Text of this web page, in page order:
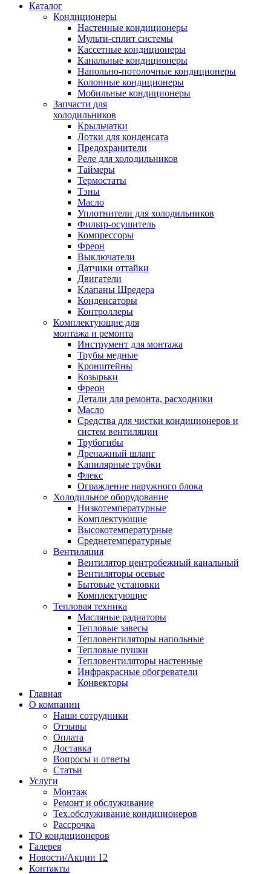
Каталог
Кондиционеры
Настенные кондиционеры
Мульти-сплит системы
Кассетные кондиционеры
Канальные кондиционеры
Напольно-потолочные кондиционеры
Колонные кондиционеры
Мобильные кондиционеры
Запчасти для
холодильников
Крыльчатки
Лотки для конденсата
Предохранители
Реле для холодильников
Таймеры
Термостаты
Тэны
Масло
Уплотнители для холодильников
Фильтр-осушитель
Компрессоры
Фреон
Выключатели
Датчики оттайки
Двигатели
Клапаны Шредера
Конденсаторы
Контроллеры
Комплектующие для
монтажа и ремонта
Инструмент для монтажа
Трубы медные
Кронштейны
Козырьки
Фреон
Детали для ремонта, расходники
Масло
Средства для чистки кондиционеров и
систем вентиляции
Трубогибы
Дренажный шланг
Капилярные трубки
Флекс
Ограждение наружного блока
Холодильное оборудование
Низкотемпературные
Комплектующие
Высокотемпературные
Среднетемпературные
Вентиляция
Вентилятор центробежный канальный
Вентиляторы осевые
Бытовые установки
Комплектующие
Тепловая техника
Масляные радиаторы
Тепловые завесы
Тепловентиляторы напольные
Тепловые пушки
Тепловентиляторы настенные
Инфракрасные обогреватели
Конвекторы
Главная
О компании
Наши сотрудники
Отзывы
Оплата
Доставка
Вопросы и ответы
Статьи
Услуги
Монтаж
Ремонт и обслуживание
Тех.обслуживание кондиционеров
Рассрочка
ТО кондиционеров
Галерея
Новости/Акции 12
Контакты